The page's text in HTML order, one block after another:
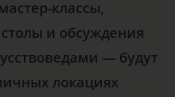
классы,
и обсуждения
— будут
локациях